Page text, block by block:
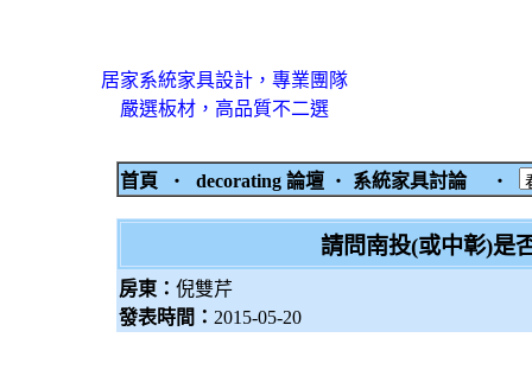
居家系統家具設計，專業團隊
嚴選板材，高品質不二選
首頁 ‧ decorating 論壇 ‧ 系統家具討論 ‧
請問南投(或中彰)是
房東： 倪雙芹
發表時間： 2015-05-20